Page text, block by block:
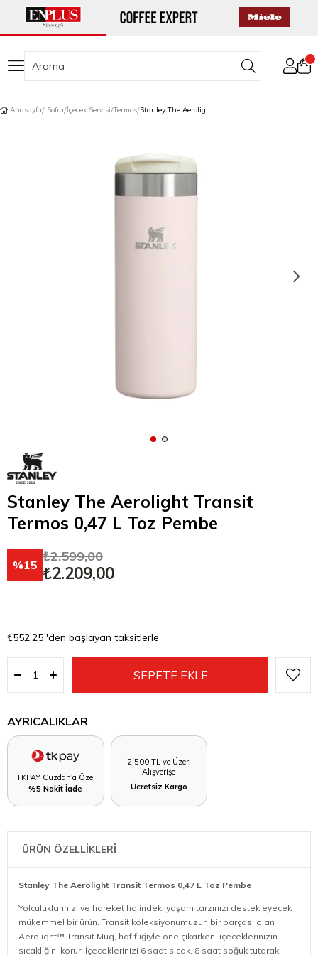
Anasayfa Sofra İçecek Servisi Termos Stanley The Aerolight Transit Termos 0,47 L Toz Pembe
Stanley The Aerolight Transit
Termos 0,47 L Toz Pembe
15
₺2.599,00
₺2.209,00
₺552,25 'den başlayan taksitlerle
AYRICALIKLAR
TKPAY Cüzdan'a Özel
%5 Nakit İade
2.500 TL ve Üzeri
Alışverişe
Ücretsiz Kargo
ÜRÜN ÖZELLİKLERİ
Stanley The Aerolight Transit Termos 0,47 L Toz Pembe
Yolculuklarınızı ve hareket halindeki yaşam tarzınızı destekleyecek
mükemmel bir ürün. Transit koleksiyonumuzun bir parçası olan
Aerolight™ Transit Mug, hafifliğiyle öne çıkarken, içeceklerinizin
sıcaklığını korur. İçeceklerinizi 6 saat sıcak, 8 saat soğuk tutarak,